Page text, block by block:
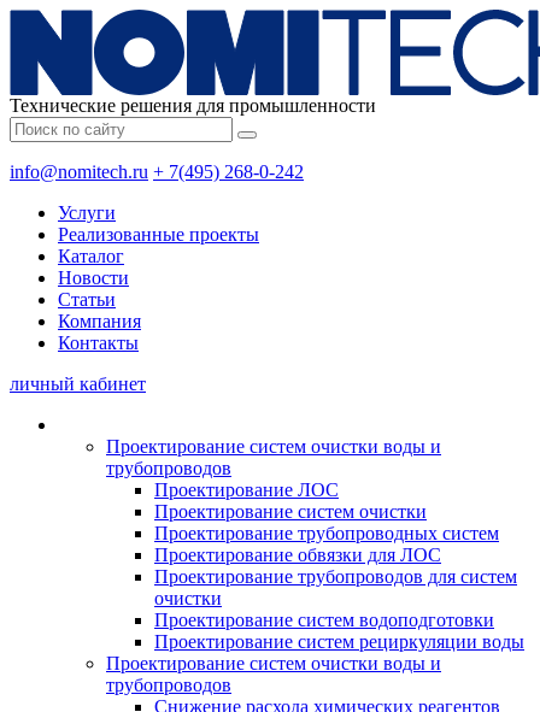
Технические решения для промышленности
info@nomitech.ru + 7(495) 268-0-242
Услуги
Реализованные проекты
Каталог
Новости
Статьи
Компания
Контакты
личный кабинет
Проектирование систем очистки воды и
трубопроводов
Проектирование ЛОС
Проектирование систем очистки
Проектирование трубопроводных систем
Проектирование обвязки для ЛОС
Проектирование трубопроводов для систем
очистки
Проектирование систем водоподготовки
Проектирование систем рециркуляции воды
Проектирование систем очистки воды и
трубопроводов
Снижение расхода химических реагентов